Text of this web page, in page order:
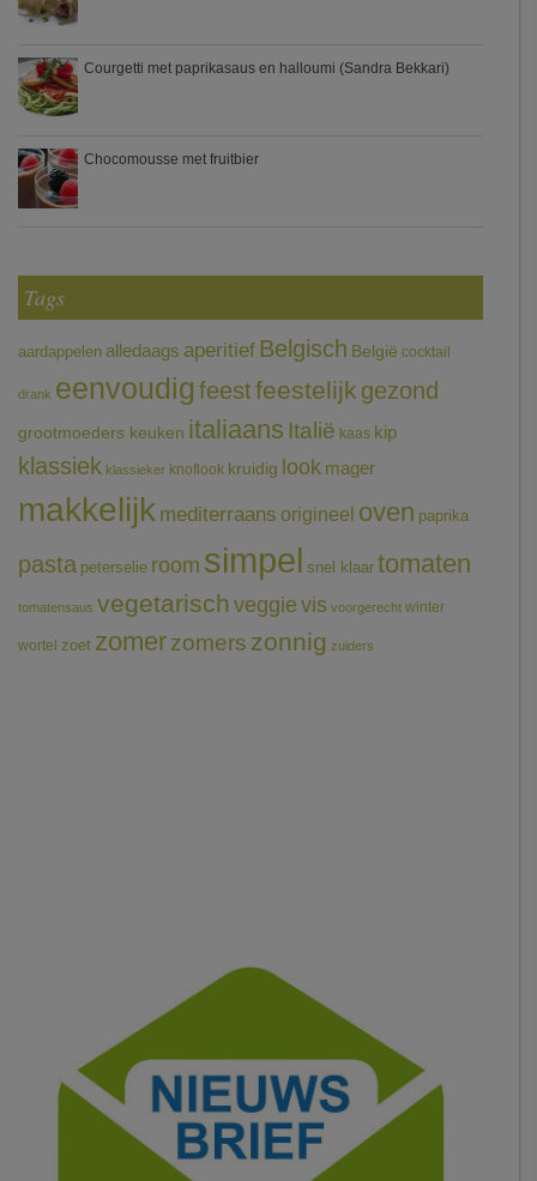
Courgetti met paprikasaus en halloumi (Sandra Bekkari)
Chocomousse met fruitbier
Tags
aardappelen alledaags aperitief Belgisch België cocktail
drank eenvoudigfeestfeestelijk gezond
grootmoeders keuken italiaans Italië kaas kip
klassiek klassieker knoflook kruidig look mager
makkelijk mediterraans origineel oven paprika
pasta peterselie room simpel snel klaar tomaten
tomatensaus vegetarischveggie vis voorgerecht winter
wortel zoet zomerzomers zonnig zuiders